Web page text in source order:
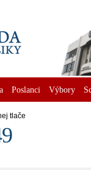
Poslanci Výbory
tlače